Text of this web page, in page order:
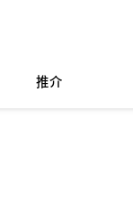
推介